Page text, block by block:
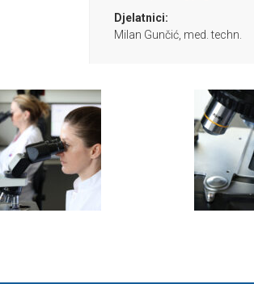
Djelatnici:
Milan Gunčić, med. techn.